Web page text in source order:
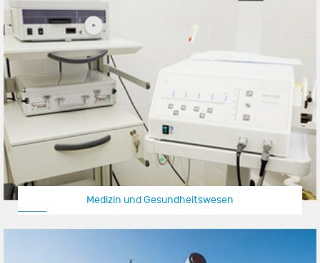
Medizin und Gesundheitswesen